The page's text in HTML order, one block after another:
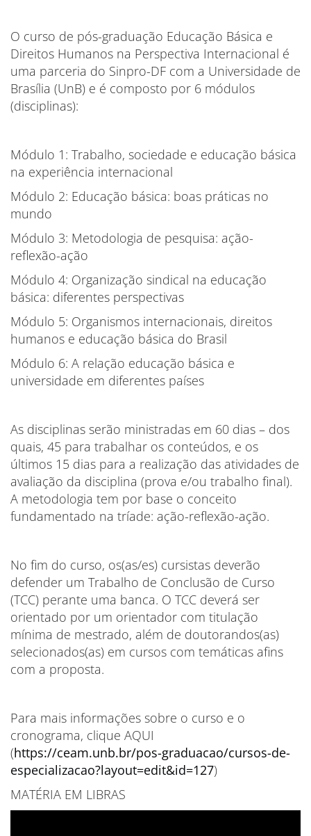
O curso de pós-graduação Educação Básica e
Direitos Humanos na Perspectiva Internacional é
uma parceria do Sinpro-DF com a Universidade de
Brasília (UnB) e é composto por 6 módulos
(disciplinas):
Módulo 1: Trabalho, sociedade e educação básica
na experiência internacional
Módulo 2: Educação básica: boas práticas no
mundo
Módulo 3: Metodologia de pesquisa: ação-
reflexão-ação
Módulo 4: Organização sindical na educação
básica: diferentes perspectivas
Módulo 5: Organismos internacionais, direitos
humanos e educação básica do Brasil
Módulo 6: A relação educação básica e
universidade em diferentes países
As disciplinas serão ministradas em 60 dias – dos
quais, 45 para trabalhar os conteúdos, e os
últimos 15 dias para a realização das atividades de
avaliação da disciplina (prova e/ou trabalho final).
A metodologia tem por base o conceito
fundamentado na tríade: ação-reflexão-ação.
No fim do curso, os(as/es) cursistas deverão
defender um Trabalho de Conclusão de Curso
(TCC) perante uma banca. O TCC deverá ser
orientado por um orientador com titulação
mínima de mestrado, além de doutorandos(as)
selecionados(as) em cursos com temáticas afins
com a proposta.
Para mais informações sobre o curso e o
cronograma, clique AQUI
(https://ceam.unb.br/pos-graduacao/cursos-de-
especializacao?layout=edit&id=127)
MATÉRIA EM LIBRAS